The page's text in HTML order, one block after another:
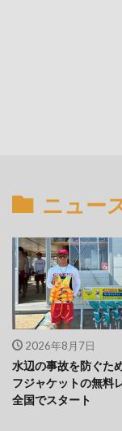
ニュー
2026年8月7日
水辺の事故を防ぐた
フジャケットの無料
全国でスタート